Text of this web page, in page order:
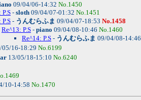
09/04/06-14:32 No.1450
- sloth 09/04/07-01:32 No.1451
- うんむらふま 09/04/07-18:53 No.1458
Re^13: P.S - piano 09/04/08-10:46 No.1460
Re^14: P.S - うんむらふま 09/04/08-14:46
05/16-18:29 No.6199
13/05/18-15:10 No.6240
10-14:58 No.1470